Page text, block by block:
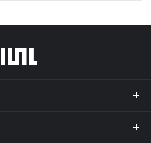
フッターメニュー